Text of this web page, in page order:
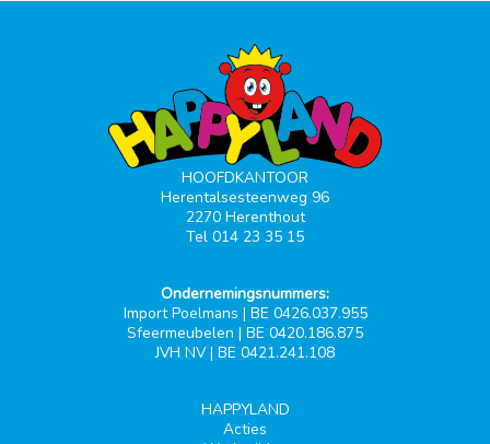
HOOFDKANTOOR
Herentalsesteenweg 96
2270 Herenthout
Tel 014 23 35 15
Ondernemingsnummers:
Import Poelmans | BE 0426.037.955
Sfeermeubelen | BE 0420.186.875
JVH NV | BE 0421.241.108
HAPPYLAND
Acties